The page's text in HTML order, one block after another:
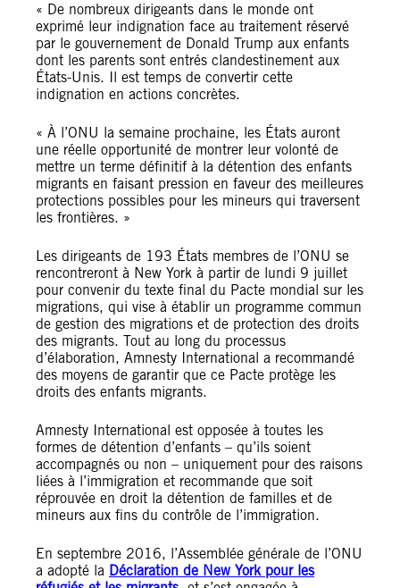
« De nombreux dirigeants dans le monde ont
exprimé leur indignation face au traitement réservé
par le gouvernement de Donald Trump aux enfants
dont les parents sont entrés clandestinement aux
États-Unis. Il est temps de convertir cette
indignation en actions concrètes.
« À l’ONU la semaine prochaine, les États auront
une réelle opportunité de montrer leur volonté de
mettre un terme définitif à la détention des enfants
migrants en faisant pression en faveur des meilleures
protections possibles pour les mineurs qui traversent
les frontières. »
Les dirigeants de 193 États membres de l’ONU se
rencontreront à New York à partir de lundi 9 juillet
pour convenir du texte final du Pacte mondial sur les
migrations, qui vise à établir un programme commun
de gestion des migrations et de protection des droits
des migrants. Tout au long du processus
d’élaboration, Amnesty International a recommandé
des moyens de garantir que ce Pacte protège les
droits des enfants migrants.
Amnesty International est opposée à toutes les
formes de détention d’enfants – qu’ils soient
accompagnés ou non – uniquement pour des raisons
liées à l’immigration et recommande que soit
réprouvée en droit la détention de familles et de
mineurs aux fins du contrôle de l’immigration.
En septembre 2016, l’Assemblée générale de l’ONU
a adopté la Déclaration de New York pour les